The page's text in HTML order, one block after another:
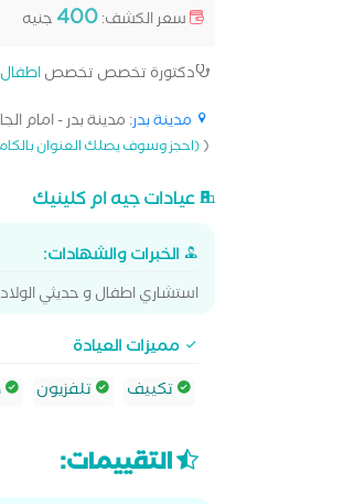
سعر الكشف:400 جنيه
دكتورة تخصص تخصص
مدينة بدر: مدينة بدر - امام
((احجز وسوف يصلك العنوان
عيادات جيه ام كلينيك
الخبرات والشهادات:
استشاري اطفال و حديثي
مميزات العيادة
تكييف
تلفزيون
التقييمات: